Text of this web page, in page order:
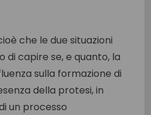
che le due situazioni
capire se, e quanto, la
sulla formazione di
della protesi, in
un processo